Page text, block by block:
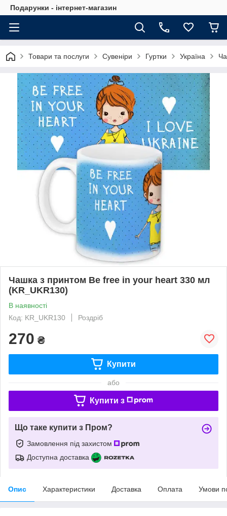
Подарунки - інтернет-магазин
Товари та послуги Сувеніри Гуртки Україна
Чашка з принтом Be free in your heart 330 мл
(KR_UKR130)
В наявності
Код: KR_UKR130
Роздріб
270 ₴
Купити
або
Купити з
Що таке купити з Пром?
Замовлення під захистом
Доступна доставка
Опис Характеристики Доставка Оплата Умови